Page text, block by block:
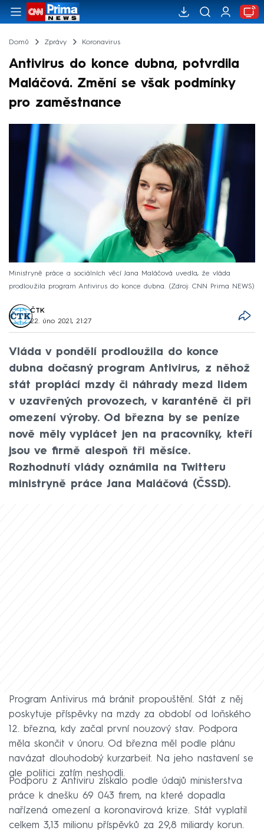
Domů Zprávy Koronavirus
Antivirus do konce dubna, potvrdila
Maláčová. Změní se však podmínky
pro zaměstnance
Ministryně práce a sociálních věcí Jana Maláčová uvedla, že vláda
prodloužila program Antivirus do konce dubna.
Zdroj: CNN Prima NEWS
ČTK
22. úno 2021, 21:27
Vláda v pondělí prodloužila do konce
dubna dočasný program Antivirus, z něhož
stát proplácí mzdy či náhrady mezd lidem
v uzavřených provozech, v karanténě či při
omezení výroby. Od března by se peníze
nově měly vyplácet jen na pracovníky, kteří
jsou ve firmě alespoň tři měsíce.
Rozhodnutí vlády oznámila na Twitteru
ministryně práce Jana Maláčová (ČSSD).
Program Antivirus má bránit propouštění. Stát z něj
poskytuje příspěvky na mzdy za období od loňského
12. března, kdy začal první nouzový stav. Podpora
měla skončit v únoru. Od března měl podle plánu
navázat dlouhodobý kurzarbeit. Na jeho nastavení se
ale politici zatím neshodli.
Podporu z Antiviru získalo podle údajů ministerstva
práce k dnešku 69 043 firem, na které dopadla
nařízená omezení a koronavirová krize. Stát vyplatil
celkem 3,13 milionu příspěvků za 29,8 miliardy korun.